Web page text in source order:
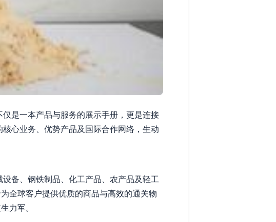
是一本产品与服务的展示手册，更是连接
心业务、优势产品及国际合作网络，生动
备、钢铁制品、化工产品、农产品及轻工
全球客户提供优质的商品与高效的通关物
力军。